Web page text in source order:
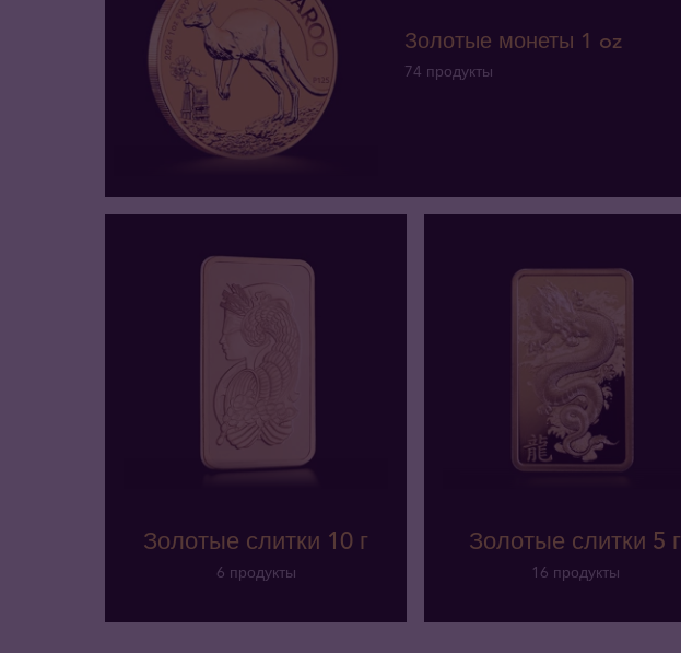
Золотые монеты 1 oz
74 продукты
Золотые слитки 10 г
6 продукты
Золотые слитки 5 г
16 продукты